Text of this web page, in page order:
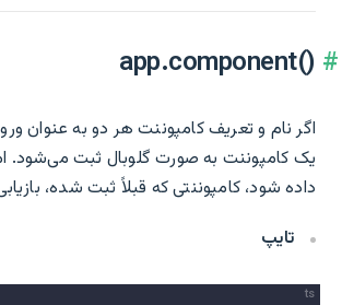
app.component()‎
اگر نام و تعریف کامپوننت هر دو به عنوان
یک کامپوننت به صورت گلوبال ثبت می‌شود.
داده شود، کامپوننتی که قبلاً ثبت شده،
تایپ
ts